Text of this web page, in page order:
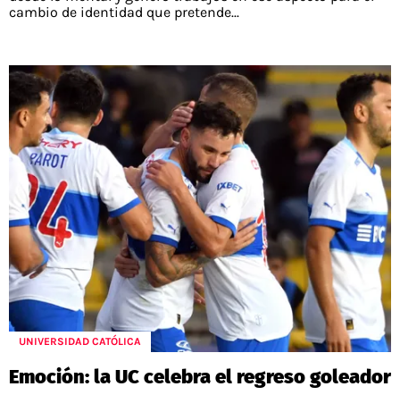
cambio de identidad que pretende...
UNIVERSIDAD CATÓLICA
Emoción: la UC celebra el regreso goleador